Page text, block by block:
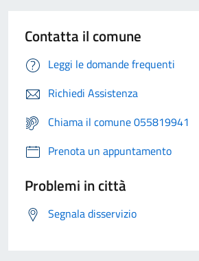
Contatta il comune
Leggi le domande frequenti
Richiedi Assistenza
Chiama il comune 055819941
Prenota un appuntamento
Problemi in città
Segnala disservizio